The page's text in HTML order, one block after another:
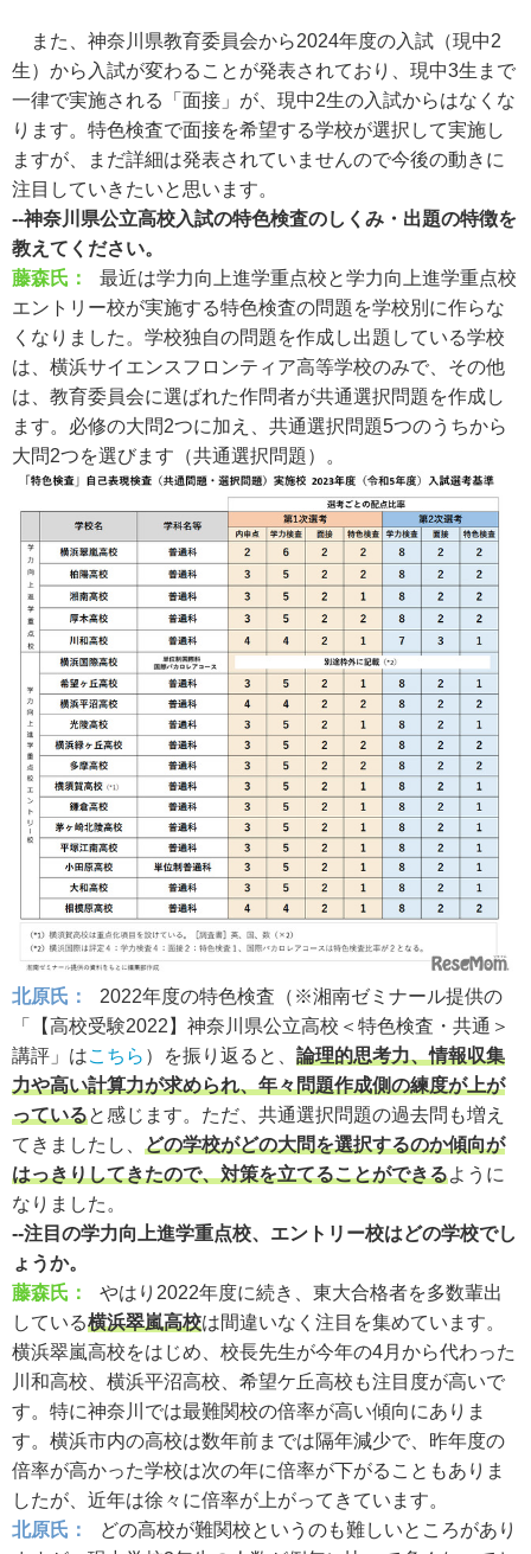
また、神奈川県教育委員会から2024年度の入試（現中2
生）から入試が変わることが発表されており、現中3生まで
一律で実施される「面接」が、現中2生の入試からはなくな
ります。特色検査で面接を希望する学校が選択して実施し
ますが、まだ詳細は発表されていませんので今後の動きに
注目していきたいと思います。
--神奈川県公立高校入試の特色検査のしくみ・出題の特徴を
教えてください。
藤森氏：
最近は学力向上進学重点校と学力向上進学重点校
エントリー校が実施する特色検査の問題を学校別に作らな
くなりました。学校独自の問題を作成し出題している学校
は、横浜サイエンスフロンティア高等学校のみで、その他
は、教育委員会に選ばれた作問者が共通選択問題を作成し
ます。必修の大問2つに加え、共通選択問題5つのうちから
大問2つを選びます（共通選択問題）。
北原氏：
2022年度の特色検査（※湘南ゼミナール提供の
「【高校受験2022】神奈川県公立高校＜特色検査・共通＞
講評」はこちら ）を振り返ると、 論理的思考力、情報収集
力や高い計算力が求められ、年々問題作成側の練度が上が
っていると感じます。ただ、共通選択問題の過去問も増え
てきましたし、 どの学校がどの大問を選択するのか傾向が
はっきりしてきたので、対策を立てることができるように
なりました。
--注目の学力向上進学重点校、エントリー校はどの学校でし
ょうか。
藤森氏：
やはり2022年度に続き、東大合格者を多数輩出
している横浜翠嵐高校は間違いなく注目を集めています。
横浜翠嵐高校をはじめ、校長先生が今年の4月から代わった
川和高校、横浜平沼高校、希望ケ丘高校も注目度が高いで
す。特に神奈川では最難関校の倍率が高い傾向にありま
す。横浜市内の高校は数年前までは隔年減少で、昨年度の
倍率が高かった学校は次の年に倍率が下がることもありま
したが、近年は徐々に倍率が上がってきています。
北原氏：
どの高校が難関校というのも難しいところがあり